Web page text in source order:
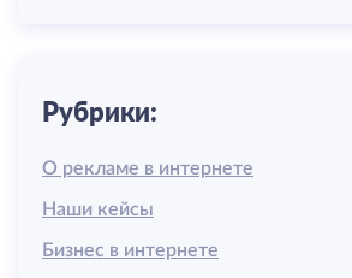
Рубрики:
О рекламе в интернете
Наши кейсы
Бизнес в интернете